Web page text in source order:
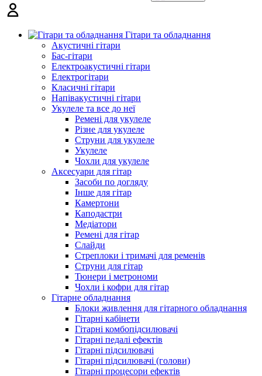
Гітари та обладнання
Акустичні гітари
Бас-гітари
Електроакустичні гітари
Електрогітари
Класичні гітари
Напівакустичні гітари
Укулеле та все до неї
Ремені для укулеле
Різне для укулеле
Струни для укулеле
Укулеле
Чохли для укулеле
Аксесуари для гітар
Засоби по догляду
Інше для гітар
Камертони
Каподастри
Медіатори
Ремені для гітар
Слайди
Стреплоки і тримачі для ременів
Струни для гітар
Тюнери і метрономи
Чохли і кофри для гітар
Гітарне обладнання
Блоки живлення для гітарного обладнання
Гітарні кабінети
Гітарні комбопідсилювачі
Гітарні педалі ефектів
Гітарні підсилювачі
Гітарні підсилювачі (голови)
Гітарні процесори ефектів